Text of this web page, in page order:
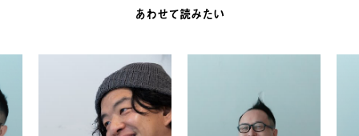
あわせて読みたい